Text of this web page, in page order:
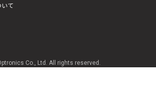
いて
Co., Ltd. All rights reserved.